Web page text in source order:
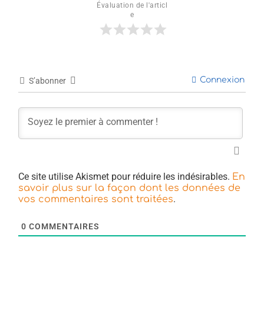
Évaluation de l'articl
e
S’abonner Connexion
Ce site utilise Akismet pour réduire les indésirables. En
savoir plus sur la façon dont les données de
vos commentaires sont traitées.
0 COMMENTAIRES